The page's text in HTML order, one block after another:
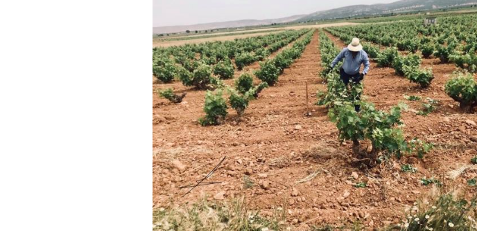
ferias
comerciales
nacionales»